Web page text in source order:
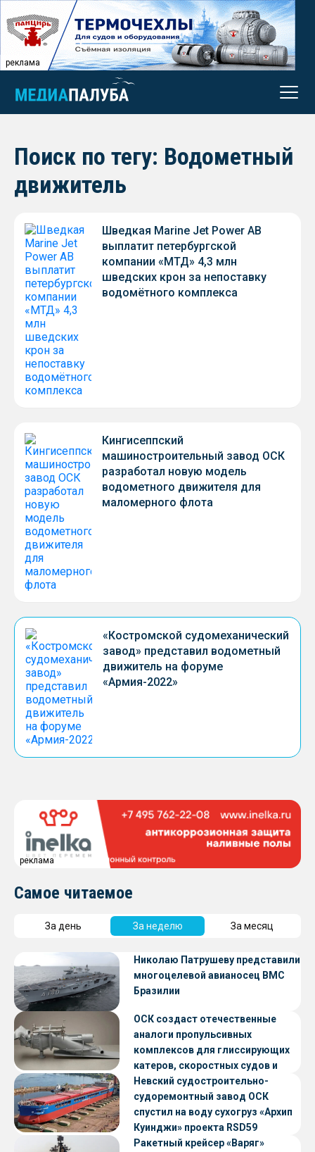
реклама
Поиск по тегу: Водометный
движитель
Шведкая Marine Jet Power AB
выплатит петербургской
компании «МТД» 4,3 млн
шведских крон за непоставку
водомётного комплекса
Кингисеппский
машиностроительный завод ОСК
разработал новую модель
водометного движителя для
маломерного флота
«Костромской судомеханический
завод» представил водометный
движитель на форуме
«Армия-2022»
реклама
Самое читаемое
За день За неделю За месяц
Николаю Патрушеву представили
многоцелевой авианосец ВМС
Бразилии
ОСК создаст отечественные
аналоги пропульсивных
комплексов для глиссирующих
катеров, скоростных судов и
судов с малой осадкой
Невский судостроительно-
судоремонтный завод ОСК
спустил на воду сухогруз «Архип
Куинджи» проекта RSD59
Ракетный крейсер «Варяг»